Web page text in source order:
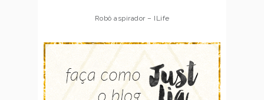
Robô aspirador – ILife